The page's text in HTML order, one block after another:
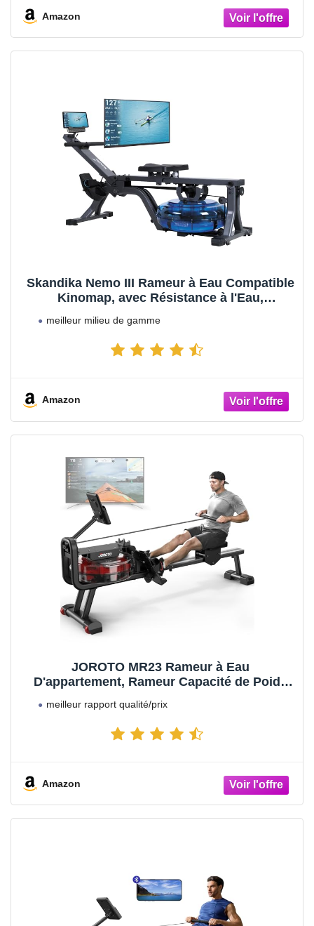
Amazon
Skandika Nemo III Rameur à Eau Compatible
Kinomap, avec Résistance à l'Eau,
jusqu'à 150 kg
meilleur milieu de gamme
Amazon
JOROTO MR23 Rameur à Eau
D'appartement, Rameur Capacité de Poids
pour iPad
meilleur rapport qualité/prix
Amazon